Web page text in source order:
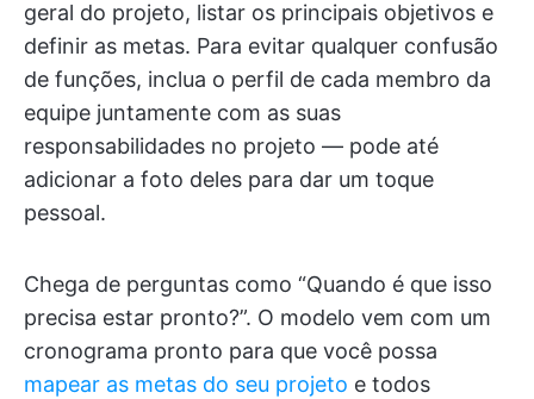
geral do projeto, listar os principais objetivos e
definir as metas. Para evitar qualquer confusão
de funções, inclua o perfil de cada membro da
equipe juntamente com as suas
responsabilidades no projeto — pode até
adicionar a foto deles para dar um toque
pessoal.
Chega de perguntas como “Quando é que isso
precisa estar pronto?”. O modelo vem com um
cronograma pronto para que você possa
mapear as metas do seu projeto e todos